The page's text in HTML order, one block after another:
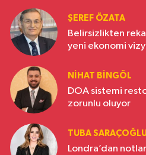
ŞEREF ÖZATA
Belirsizlikten
yeni ekonomi
NIHAT BINGÖL
DOA sistemi
zorunlu oluyor
TUBA
Londra’dan